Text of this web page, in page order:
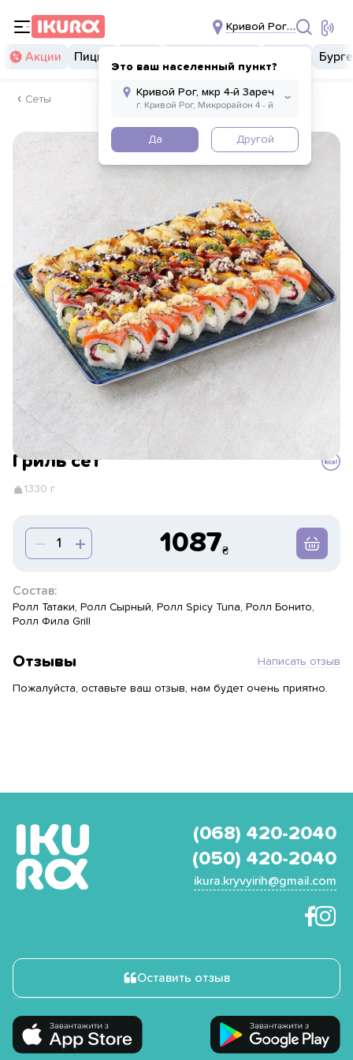
Кривой Рог, мкр 4-й
Это ваш населенный пункт?
Да Другой
Акции Пицца
Сеты
Гриль сет
1330 г
1087
Состав:
Ролл Татаки, Ролл Сырный, Ролл Spicy Tuna, Ролл Бонито,
Ролл Фила Grill
Отзывы Написать отзыв
Пожалуйста, оставьте ваш отзыв, нам будет очень приятно.
(068) 420-2040
(050) 420-2040
ikura.kryvyirih@gmail.com
Оставить отзыв